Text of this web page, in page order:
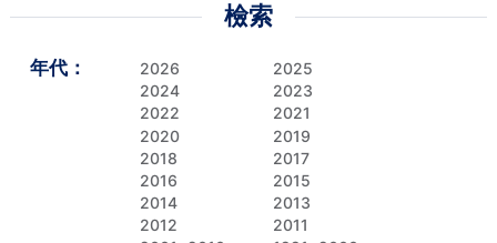
檢索
年代： 2026
2025
2024
2023
2022
2021
2020
2019
2018
2017
2016
2015
2014
2013
2012
2011